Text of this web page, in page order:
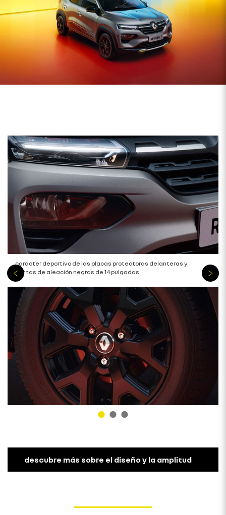
carácter deportivo de las placas protectoras delanteras y
llantas de aleación negras de 14 pulgadas
descubre más sobre el diseño y la amplitud